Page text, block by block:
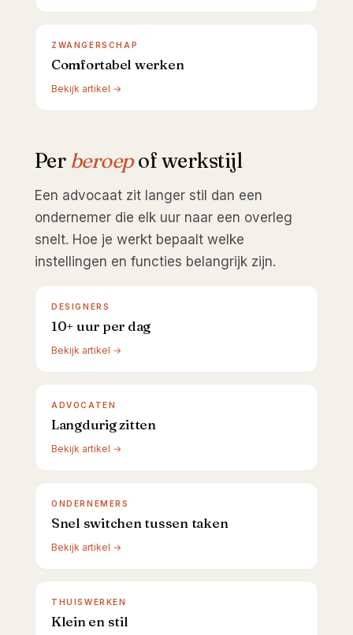
ZWANGERSCHAP
Comfortabel werken
Bekijk artikel →
Per beroepof werkstijl
Een advocaat zit langer stil dan een
ondernemer die elk uur naar een overleg
snelt. Hoe je werkt bepaalt welke
instellingen en functies belangrijk zijn.
DESIGNERS
10+ uur per dag
Bekijk artikel →
ADVOCATEN
Langdurig zitten
Bekijk artikel →
ONDERNEMERS
Snel switchen tussen taken
Bekijk artikel →
THUISWERKEN
Klein en stil